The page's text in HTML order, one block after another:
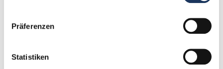
Präferenzen
Statistiken